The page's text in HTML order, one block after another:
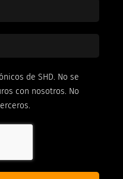
de SHD. No se
con nosotros. No